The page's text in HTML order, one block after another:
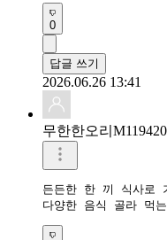
0
답글 쓰기
2026.06.26 13:41
무한한오리M119420
든든한 한 끼 식사로
다양한 음식 골라 먹